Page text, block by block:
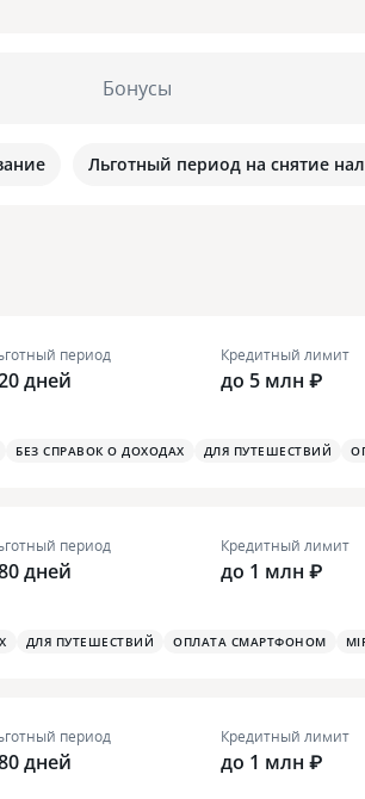
Бонусы
Льготный период на снятие
период
дней
Кредитный лимит
до 5 млн ₽
БЕЗ СПРАВОК О ДОХОДАХ ДЛЯ ПУТЕШЕСТВИЙ
период
дней
Кредитный лимит
до 1 млн ₽
ДЛЯ ПУТЕШЕСТВИЙ ОПЛАТА СМАРТФОНОМ
период
дней
Кредитный лимит
до 1 млн ₽